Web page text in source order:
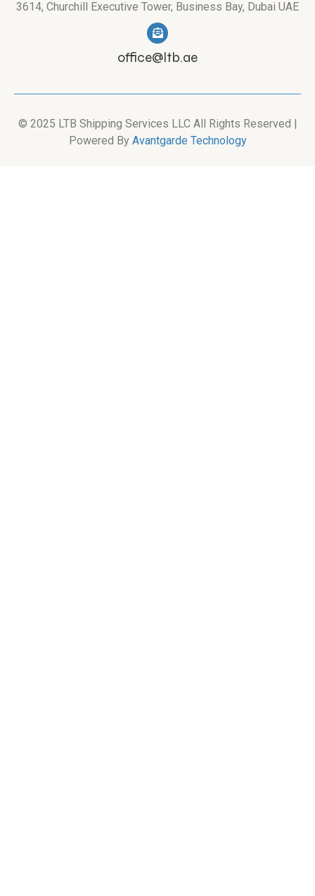
3614, Churchill Executive Tower, Business Bay, Dubai UAE
office@ltb.ae
© 2025 LTB Shipping Services LLC All Rights Reserved |
Powered ByAvantgarde Technology